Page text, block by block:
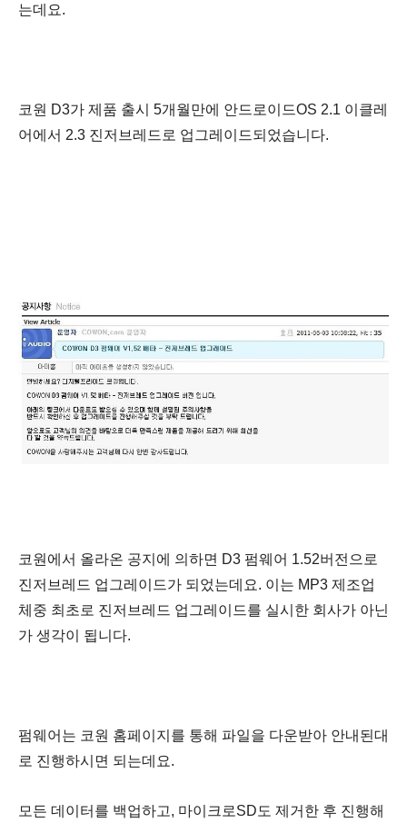
는데요.
코원 D3가 제품 출시 5개월만에 안드로이드OS 2.1 이클레
어에서 2.3 진저브레드로 업그레이드되었습니다.
코원에서 올라온 공지에 의하면 D3 펌웨어 1.52버전으로
진저브레드 업그레이드가 되었는데요. 이는 MP3 제조업
체중 최초로 진저브레드 업그레이드를 실시한 회사가 아닌
가 생각이 됩니다.
펌웨어는 코원 홈페이지를 통해 파일을 다운받아 안내된대
로 진행하시면 되는데요.
모든 데이터를 백업하고, 마이크로SD도 제거한 후 진행해